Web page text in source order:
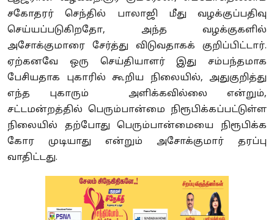
சகோதரர் செந்தில் பாலாஜி மீது வழக்குப்பதிவு
செய்யப்படுகிறதோ, அந்த வழக்குகளில்
அசோக்குமாரை சேர்த்து விடுவதாகக் குறிப்பிட்டார்.
ஏற்கனவே ஒரு செய்தியாளர் இது சம்பந்தமாக
பேசியதாக புகாரில் கூறிய நிலையில், அதுகுறித்து
எந்த புகாரும் அளிக்கவில்லை என்றும்,
சட்டமன்றத்தில் பெரும்பான்மை நிரூபிக்கப்பட்டுள்ள
நிலையில் தற்போது பெரும்பான்மையை நிரூபிக்க
கோர முடியாது என்றும் அசோக்குமார் தரப்பு
வாதிட்டது.